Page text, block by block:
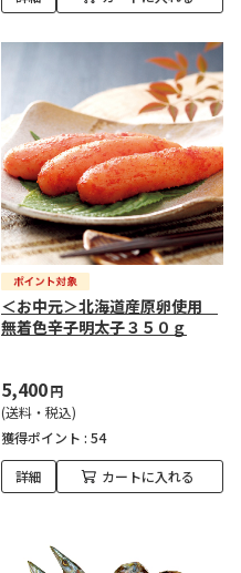
＜お中元＞北海道産原卵使用
無着色辛子明太子３５０ｇ
5,400円
(送料・税込)
獲得ポイント : 54
詳細 カートに入れる